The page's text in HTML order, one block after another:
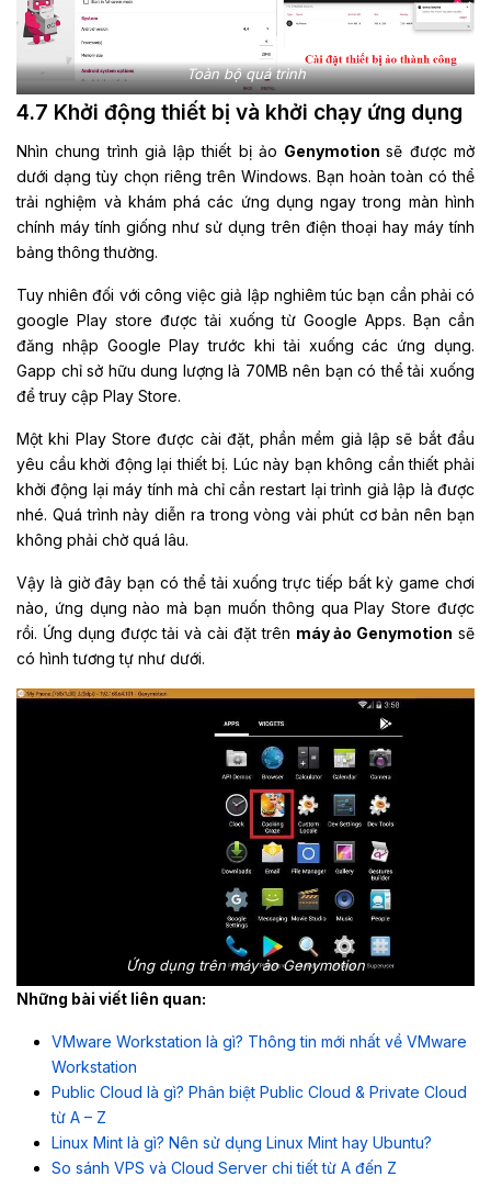
Toàn bộ quá trình
4.7 Khởi động thiết bị và khởi chạy ứng dụng
Nhìn chung trình giả lập thiết bị ảo Genymotionsẽ được mở
dưới dạng tùy chọn riêng trên Windows. Bạn hoàn toàn có thể
trải nghiệm và khám phá các ứng dụng ngay trong màn hình
chính máy tính giống như sử dụng trên điện thoại hay máy tính
bảng thông thường.
Tuy nhiên đối với công việc giả lập nghiêm túc bạn cần phải có
google Play store được tải xuống từ Google Apps. Bạn cần
đăng nhập Google Play trước khi tải xuống các ứng dụng.
Gapp chỉ sở hữu dung lượng là 70MB nên bạn có thể tải xuống
để truy cập Play Store.
Một khi Play Store được cài đặt, phần mềm giả lập sẽ bắt đầu
yêu cầu khởi động lại thiết bị. Lúc này bạn không cần thiết phải
khởi động lại máy tính mà chỉ cần restart lại trình giả lập là được
nhé. Quá trình này diễn ra trong vòng vài phút cơ bản nên bạn
không phải chờ quá lâu.
Vậy là giờ đây bạn có thể tải xuống trực tiếp bất kỳ game chơi
nào, ứng dụng nào mà bạn muốn thông qua Play Store được
rồi. Ứng dụng được tải và cài đặt trên máy ảo Genymotion sẽ
có hình tương tự như dưới.
Ứng dụng trên máy ảo Genymotion
Những bài viết liên quan:
VMware Workstation là gì? Thông tin mới nhất về VMware
Workstation
Public Cloud là gì? Phân biệt Public Cloud & Private Cloud
từ A – Z
Linux Mint là gì? Nên sử dụng Linux Mint hay Ubuntu?
So sánh VPS và Cloud Server chi tiết từ A đến Z